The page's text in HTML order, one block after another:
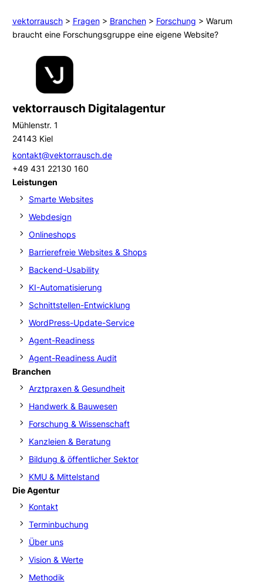
vektorrausch> Fragen> Branchen> Forschung > Warum
braucht eine Forschungsgruppe eine eigene Website?
vektorrausch Digitalagentur
Mühlenstr. 1
24143 Kiel
kontakt@vektorrausch.de
+49 431 22130 160
Leistungen
Smarte Websites
Webdesign
Onlineshops
Barrierefreie Websites & Shops
Backend-Usability
KI-Automatisierung
Schnittstellen-Entwicklung
WordPress-Update-Service
Agent-Readiness
Agent-Readiness Audit
Branchen
Arztpraxen & Gesundheit
Handwerk & Bauwesen
Forschung & Wissenschaft
Kanzleien & Beratung
Bildung & öffentlicher Sektor
KMU & Mittelstand
Die Agentur
Kontakt
Terminbuchung
Über uns
Vision & Werte
Methodik